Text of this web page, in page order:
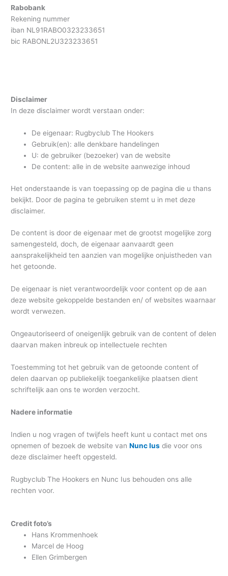
Rabobank
Rekening nummer
iban NL91RABO0323233651
bic RABONL2U323233651
Disclaimer
In deze disclaimer wordt verstaan onder:
De eigenaar: Rugbyclub The Hookers
Gebruik(en): alle denkbare handelingen
U: de gebruiker (bezoeker) van de website
De content: alle in de website aanwezige inhoud
Het onderstaande is van toepassing op de pagina die u thans
bekijkt. Door de pagina te gebruiken stemt u in met deze
disclaimer.
De content is door de eigenaar met de grootst mogelijke zorg
samengesteld, doch, de eigenaar aanvaardt geen
aansprakelijkheid ten aanzien van mogelijke onjuistheden van
het getoonde.
De eigenaar is niet verantwoordelijk voor content op de aan
deze website gekoppelde bestanden en/ of websites waarnaar
wordt verwezen.
Ongeautoriseerd of oneigenlijk gebruik van de content of delen
daarvan maken inbreuk op intellectuele rechten
Toestemming tot het gebruik van de getoonde content of
delen daarvan op publiekelijk toegankelijke plaatsen dient
schriftelijk aan ons te worden verzocht.
Nadere informatie
Indien u nog vragen of twijfels heeft kunt u contact met ons
opnemen of bezoek de website vanNunc Ius die voor ons
deze disclaimer heeft opgesteld.
Rugbyclub The Hookers en Nunc Ius behouden ons alle
rechten voor.
Credit foto’s
Hans Krommenhoek
Marcel de Hoog
Ellen Grimbergen